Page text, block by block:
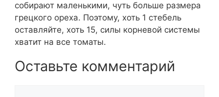
собирают маленькими, чуть больше размера
грецкого ореха. Поэтому, хоть 1 стебель
оставляйте, хоть 15, силы корневой системы
хватит на все томаты.
Оставьте комментарий